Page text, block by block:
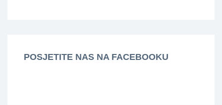
POSJETITE NAS NA FACEBOOKU